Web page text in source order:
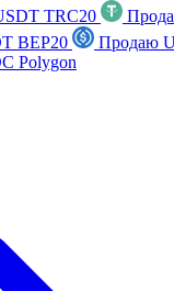
TRC20
BEP20
Продаю
Polygon